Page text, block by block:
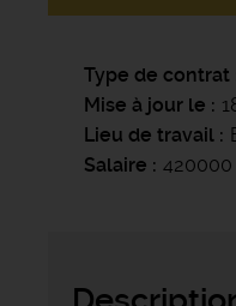
Type de contrat
Mise à jour le
Lieu de travail
Salaire